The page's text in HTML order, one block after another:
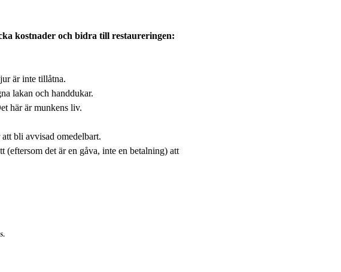
kostnader och bidra till restaureringen:
är inte tillåtna.
lakan och handdukar.
här är munkens liv.
bli avvisad omedelbart.
det är en gåva, inte en betalning) att